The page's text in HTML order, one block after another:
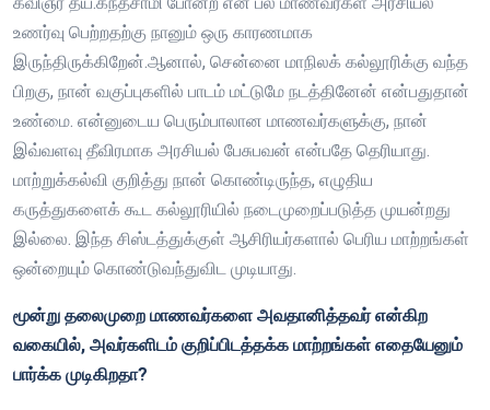
உணர்வு பெற்றதற்கு நானும் ஒரு காரணமாக
இருந்திருக்கிறேன்.ஆனால், சென்னை மாநிலக் கல்லூரிக்கு வந்த
பிறகு, நான் வகுப்புகளில் பாடம் மட்டுமே நடத்தினேன் என்பதுதான்
உண்மை. என்னுடைய பெரும்பாலான மாணவர்களுக்கு, நான்
இவ்வளவு தீவிரமாக அரசியல் பேசுபவன் என்பதே தெரியாது.
மாற்றுக்கல்வி குறித்து நான் கொண்டிருந்த, எழுதிய
கருத்துகளைக் கூட கல்லூரியில் நடைமுறைப்படுத்த முயன்றது
இல்லை. இந்த சிஸ்டத்துக்குள் ஆசிரியர்களால் பெரிய மாற்றங்கள்
ஒன்றையும் கொண்டுவந்துவிட முடியாது.
மூன்று தலைமுறை மாணவர்களை அவதானித்தவர் என்கிற
வகையில், அவர்களிடம் குறிப்பிடத்தக்க மாற்றங்கள் எதையேனும்
பார்க்க முடிகிறதா?